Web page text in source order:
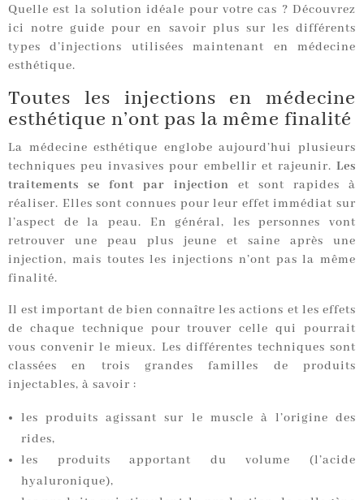
Quelle est la solution idéale pour votre cas ? Découvrez
ici notre guide pour en savoir plus sur les différents
types d’injections utilisées maintenant en médecine
esthétique.
Toutes les injections en médecine
esthétique n’ont pas la même finalité
La médecine esthétique englobe aujourd’hui plusieurs
techniques peu invasives pour embellir et rajeunir. Les
traitements se font par injection et sont rapides à
réaliser. Elles sont connues pour leur effet immédiat sur
l’aspect de la peau. En général, les personnes vont
retrouver une peau plus jeune et saine après une
injection, mais toutes les injections n’ont pas la même
finalité.
Il est important de bien connaître les actions et les effets
de chaque technique pour trouver celle qui pourrait
vous convenir le mieux. Les différentes techniques sont
classées en trois grandes familles de produits
injectables, à savoir :
les produits agissant sur le muscle à l’origine des
rides,
les produits apportant du volume (l’acide
hyaluronique),